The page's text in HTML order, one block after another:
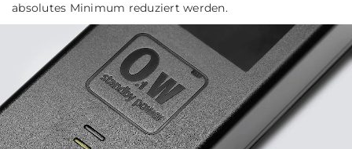
absolutes Minimum reduziert werden.